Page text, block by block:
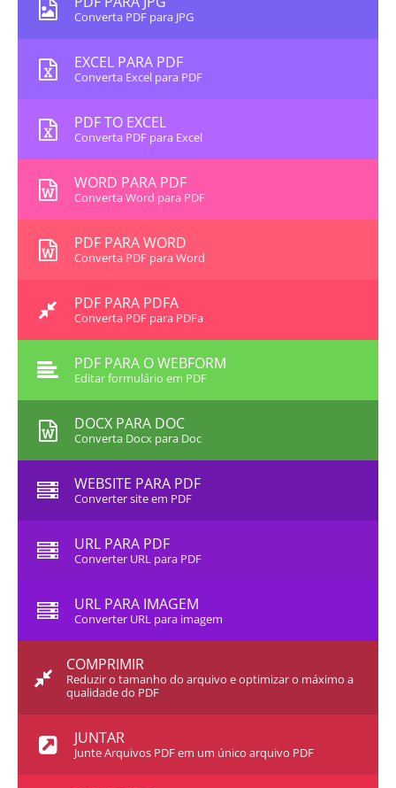
Converta PDF para JPG
EXCEL PARA PDF
Converta Excel para PDF
PDF TO EXCEL
Converta PDF para Excel
WORD PARA PDF
Converta Word para PDF
PDF PARA WORD
Converta PDF para Word
PDF PARA PDFA
Converta PDF para PDFa
PDF PARA O WEBFORM
Editar formulário em PDF
DOCX PARA DOC
Converta Docx para Doc
WEBSITE PARA PDF
Converter site em PDF
URL PARA PDF
Converter URL para PDF
URL PARA IMAGEM
Converter URL para imagem
COMPRIMIR
Reduzir o tamanho do arquivo e optimizar o máximo a
qualidade do PDF
JUNTAR
Junte Arquivos PDF em um único arquivo PDF